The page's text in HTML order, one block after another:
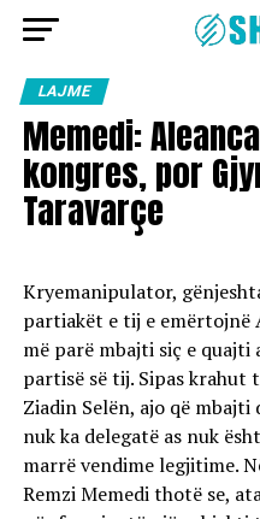
LAJME
Memedi:
kongres, por
Taravarçe
Kryemanipulator,
partiakët e tij e emërtojnë
më parë mbajti siç e quajti
partisë së tij. Sipas krahut
Ziadin Selën, ajo që mbajti
nuk ka delegatë as nuk
marrë vendime legjitime.
Remzi Memedi thotë se,